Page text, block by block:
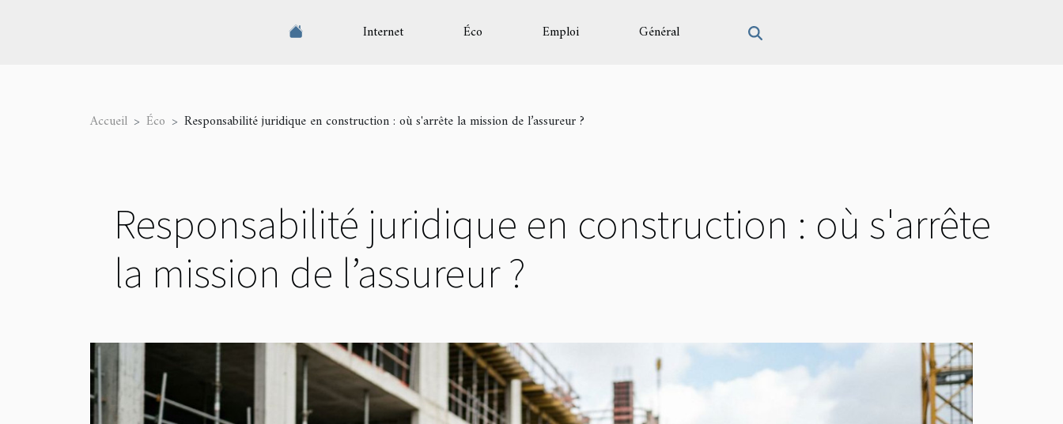
Internet Éco Emploi Général
Accueil Éco Responsabilité juridique en construction : où s'arrête la mission de l’assureur ?
Responsabilité juridique en construction : où s'arrête
la mission de l’assureur ?